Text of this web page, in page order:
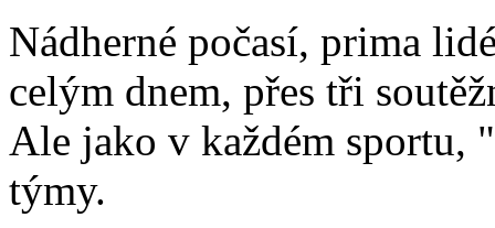
Nádherné počasí, prima
celým dnem, přes tři
Ale jako v každém sportu,
týmy.